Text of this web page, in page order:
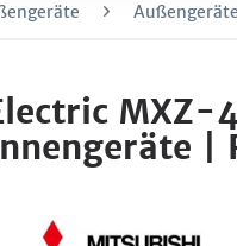
MXZ-
|